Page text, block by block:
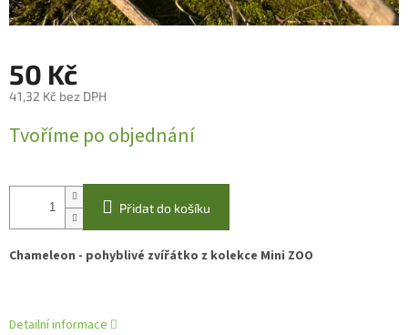
50 Kč
41,32 Kč bez DPH
cena:
Tvoříme po objednání
Přidat do košíku
Chameleon - pohyblivé zvířátko z kolekce Mini ZOO
Detailní informace